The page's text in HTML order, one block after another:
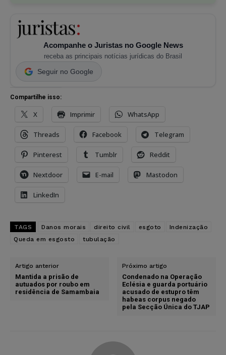
Acompanhe o Juristas no Google News
receba as principais notícias jurídicas do Brasil
Seguir no Google
Compartilhe isso:
X Imprimir WhatsApp
Threads Facebook Telegram
Pinterest Tumblr Reddit
Nextdoor E-mail Mastodon
LinkedIn
TAGS Danos morais direito civil esgoto
Indenização
Queda em esgosto
tubulação
Artigo anterior
Mantida a prisão de
autuados por roubo em
residência de Samambaia
Próximo artigo
Condenado na Operação
Eclésia e guarda portuário
acusado de estupro têm
habeas corpus negado
pela Secção Única do TJAP